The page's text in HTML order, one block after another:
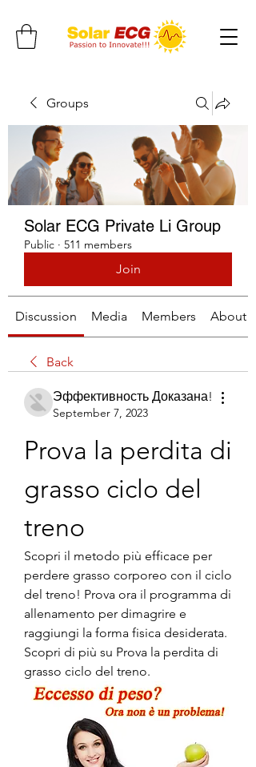
Groups
Solar ECG Private Li Group
Public · 511 members
Join
Discussion Media Members About
Back
Эффективность Доказана!
September 7, 2023
Prova la perdita di
grasso ciclo del
treno
Scopri il metodo più efficace per
perdere grasso corporeo con il ciclo
del treno! Prova ora il programma di
allenamento per dimagrire e
raggiungi la forma fisica desiderata.
Scopri di più su Prova la perdita di
grasso ciclo del treno.